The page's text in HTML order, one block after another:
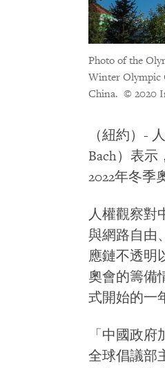
Photo of the
Winter Olympic
China. © 2020
（紐約）-
Bach）表示
2022年冬季
人權觀察對
與網路自由
應鏈不透明
奧會的籌備
式開始的一
「中國政
全球倡議部